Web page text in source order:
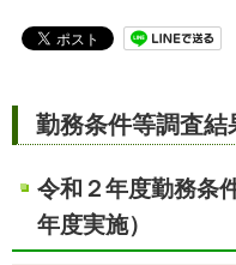
勤務条件等調査結
令和２年度勤務条
年度実施）